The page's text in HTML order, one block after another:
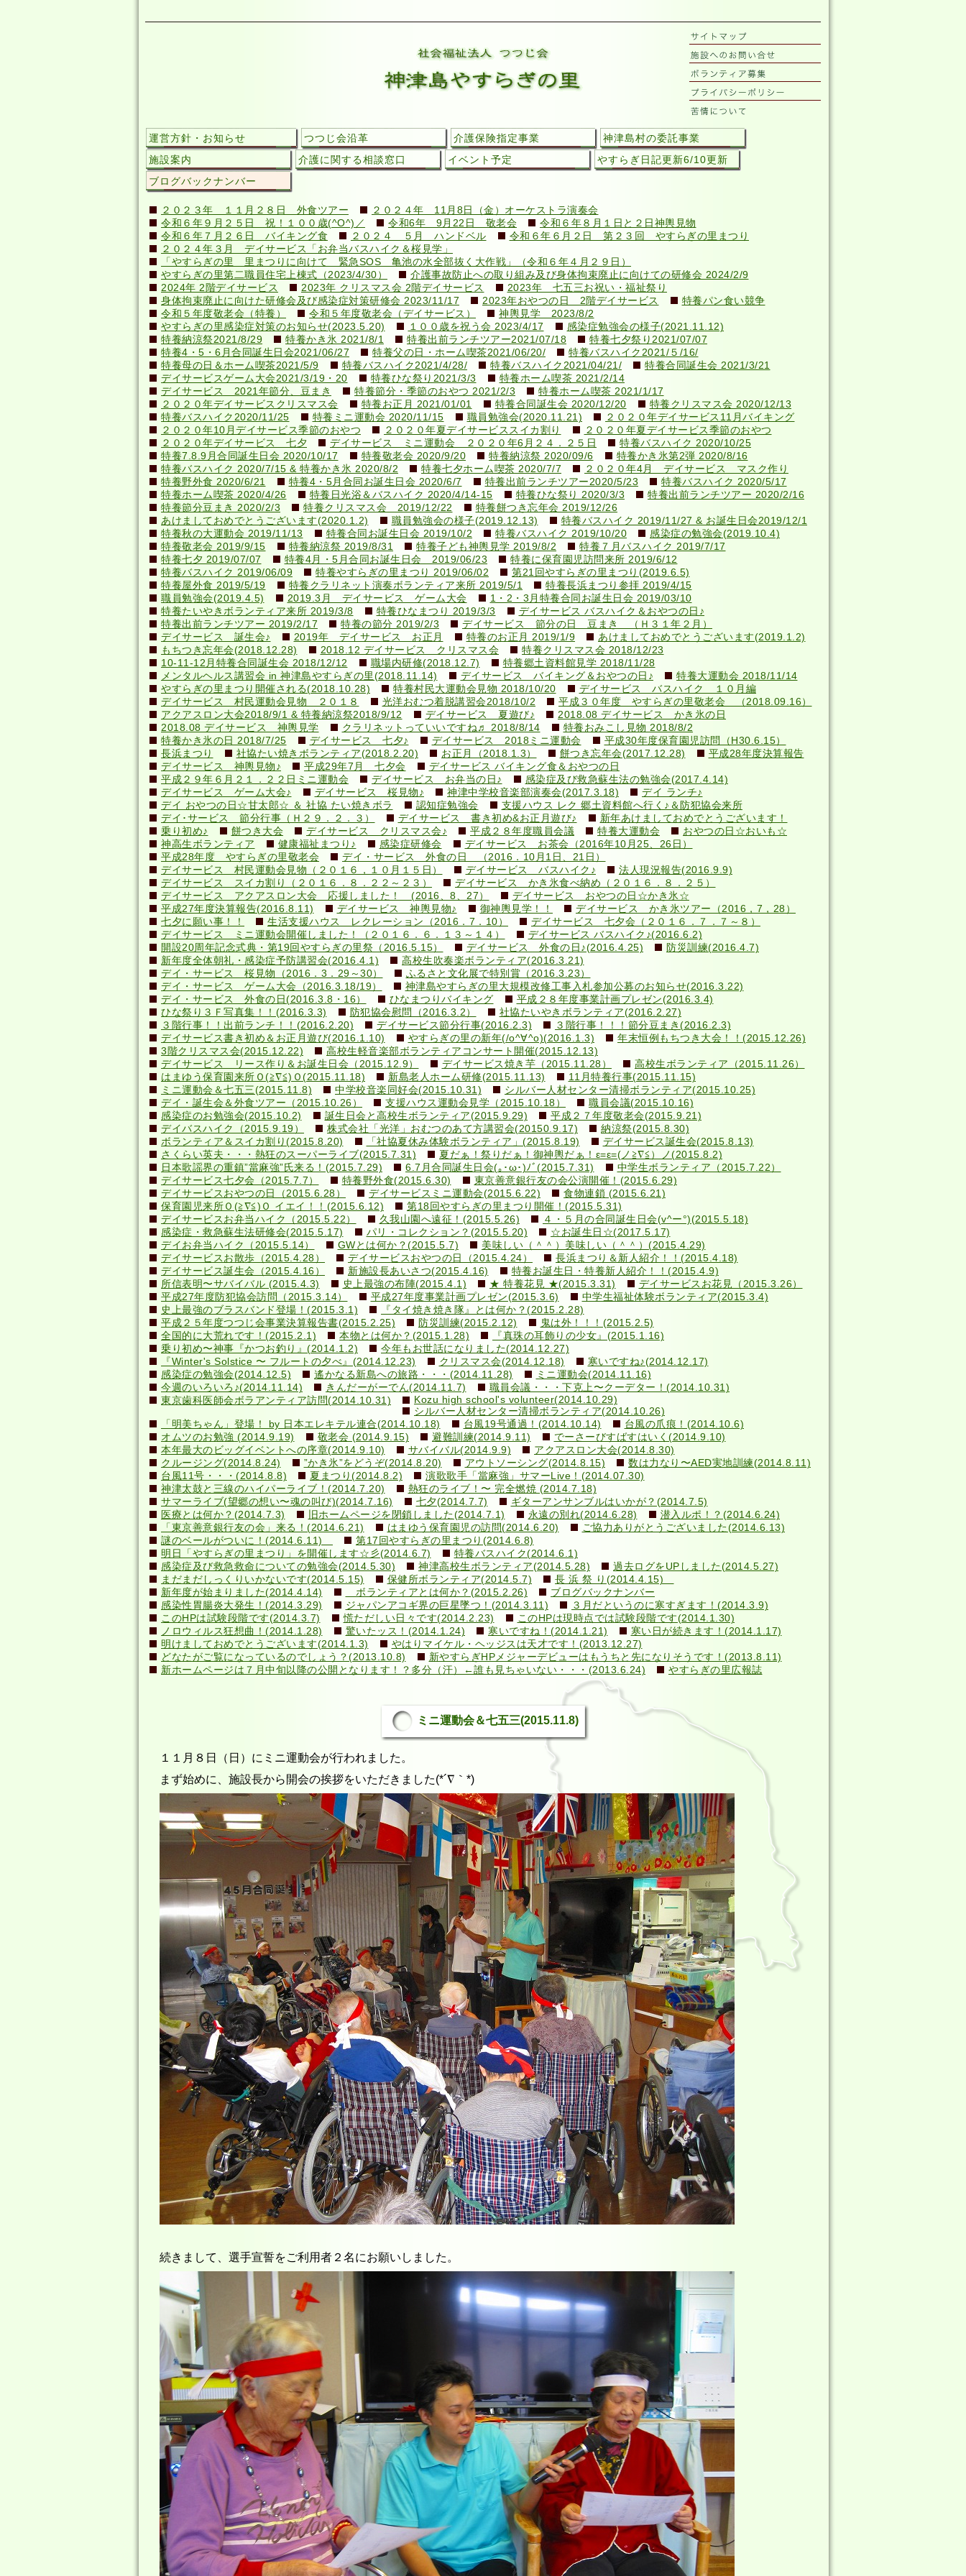
運営方針・お知らせ つつじ会沿革 介護保険指定事業
神津島村の委託事業
施設案内
介護に関する相談窓口 イベント予定
やすらぎ日記更新6/10更新
ブログバックナンバー
２０２３年 １１月２８日 外食ツアー
２０２４年 11月8日（金）オーケストラ演奏会
令和６年９月２５日 祝！１００歳(^O^)／
令和6年 9月22日 敬老会
令和６年８月１日と２日神輿見物
令和６年７月２６日 バイキング食
２０２４ ５月 ハンドベル
令和６年６月２日 第２３回 やすらぎの里まつり
２０２４年３月 デイサービス「お弁当バスハイク＆桜見学」
「やすらぎの里 里まつりに向けて 緊急SOS 亀池の水全部抜く大作戦」（令和６年４月２９日）
やすらぎの里第二職員住宅上棟式（2023/4/30）
介護事故防止への取り組み及び身体拘束廃止に向けての研修会 2024/2/9
2024年 2階デイサービス
2023年 クリスマス会 2階デイサービス
2023年 七五三お祝い・福祉祭り
身体拘束廃止に向けた研修会及び感染症対策研修会 2023/11/17
2023年おやつの日 2階デイサービス
特養パン食い競争
令和５年度敬老会（特養）
令和５年度敬老会（デイサービス）
神輿見学 2023/8/2
やすらぎの里感染症対策のお知らせ(2023.5.20)
１００歳を祝う会 2023/4/17
感染症勉強会の様子(2021.11.12)
特養納涼祭2021/8/29
特養かき氷 2021/8/1 特養出前ランチツアー2021/07/18
特養七夕祭り2021/07/07
特養4・5・6月合同誕生日会2021/06/27
特養父の日・ホーム喫茶2021/06/20/
特養バスハイク2021/５/16/
特養母の日＆ホーム喫茶2021/5/9
特養バスハイク2021/4/28/ 特養バスハイク2021/04/21/
特養合同誕生会 2021/3/21
デイサービスゲーム大会2021/3/19・20
特養ひな祭り2021/3/3
特養ホーム喫茶 2021/2/14
デイサービス 2021年節分、豆まき
特養節分・季節のおやつ 2021/2/3
特養ホーム喫茶 2021/1/17
２０２０年デイサービスクリスマス会
特養お正月 2021/01/01 特養合同誕生会 2020/12/20
特養クリスマス会 2020/12/13
特養バスハイク2020/11/25
特養ミニ運動会 2020/11/15 職員勉強会(2020.11.21)
２０２０年デイサービス11月バイキング
２０２０年10月デイサービス季節のおやつ
２０２０年夏デイサービススイカ割り
２０２０年夏デイサービス季節のおやつ
２０２０年デイサービス 七夕
デイサービス ミニ運動会 ２０２０年6月２４．２５日
特養バスハイク 2020/10/25
特養7.8.9月合同誕生日会 2020/10/17
特養敬老会 2020/9/20 特養納涼祭 2020/09/6
特養かき氷第2弾 2020/8/16
特養バスハイク 2020/7/15 & 特養かき氷 2020/8/2
特養七夕ホーム喫茶 2020/7/7
２０２０年4月 デイサービス マスク作り
特養野外食 2020/6/21
特養4・5月合同お誕生日会 2020/6/7 特養出前ランチツアー2020/5/23
特養バスハイク 2020/5/17
特養ホーム喫茶 2020/4/26
特養日光浴＆バスハイク 2020/4/14-15 特養ひな祭り 2020/3/3
特養出前ランチツアー 2020/2/16
特養節分豆まき 2020/2/3
特養クリスマス会 2019/12/22
特養餅つき忘年会 2019/12/26
あけましておめでとうございます(2020.1.2)
職員勉強会の様子(2019.12.13)
特養バスハイク 2019/11/27 & お誕生日会2019/12/1
特養秋の大運動会 2019/11/13
特養合同お誕生日会 2019/10/2 特養バスハイク 2019/10/20
感染症の勉強会(2019.10.4)
特養敬老会 2019/9/15
特養納涼祭 2019/8/31 特養子ども神輿見学 2019/8/2
特養７月バスハイク 2019/7/17
特養七夕 2019/07/07
特養4月・5月合同お誕生日会 2019/06/23
特養に保育園児訪問来所 2019/6/12
特養バスハイク 2019/06/09
特養やすらぎの里まつり 2019/06/02
第21回やすらぎの里まつり(2019.6.5)
特養屋外食 2019/5/19
特養クラリネット演奏ボランティア来所 2019/5/1
特養長浜まつり参拝 2019/4/15
職員勉強会(2019.4.5)
2019.3月 デイサービス ゲーム大会
1・2・3月特養合同お誕生日会 2019/03/10
特養たいやきボランティア来所 2019/3/8
特養ひなまつり 2019/3/3
デイサービス バスハイク＆おやつの日♪
特養出前ランチツアー 2019/2/17
特養の節分 2019/2/3
デイサービス 節分の日 豆まき （Ｈ３１年２月）
デイサービス 誕生会♪
2019年 デイサービス お正月 特養のお正月 2019/1/9
あけましておめでとうございます(2019.1.2)
もちつき忘年会(2018.12.28)
2018.12 デイサービス クリスマス会
特養クリスマス会 2018/12/23
10-11-12月特養合同誕生会 2018/12/12
職場内研修(2018.12.7)
特養郷土資料館見学 2018/11/28
メンタルヘルス講習会 in 神津島やすらぎの里(2018.11.14)
デイサービス バイキング＆おやつの日♪
特養大運動会 2018/11/14
やすらぎの里まつり開催される(2018.10.28)
特養村民大運動会見物 2018/10/20
デイサービス バスハイク １０月編
デイサービス 村民運動会見物 ２０１８
光洋おむつ着脱講習会2018/10/2
平成３０年度 やすらぎの里敬老会 （2018.09.16）
アクアスロン大会2018/9/1 & 特養納涼祭2018/9/12
デイサービス 夏遊び♪
2018.08 デイサービス かき氷の日
2018.08 デイサービス 神輿見学
クラリネットっていいですね♬ 2018/8/14
特養おみこし見物 2018/8/2
特養かき氷の日 2018/7/25
デイサービス 七夕♪ デイサービス 2018ミニ運動会
平成30年度保育園児訪問（H30.6.15）
長浜まつり
社協たい焼きボランティア(2018.2.20) お正月（2018.1.3） 餅つき忘年会(2017.12.28)
平成28年度決算報告
デイサービス 神輿見物♪
平成29年7月 七夕会
デイサービス バイキング食＆おやつの日
平成２９年６月２１．２２日ミニ運動会
デイサービス お弁当の日♪
感染症及び救急蘇生法の勉強会(2017.4.14)
デイサービス ゲーム大会♪
デイサービス 桜見物♪ 神津中学校音楽部演奏会(2017.3.18)
デイ ランチ♪
デイ おやつの日☆甘太郎☆ ＆ 社協 たい焼きボラ
認知症勉強会
支援ハウス レク 郷土資料館へ行く♪＆防犯協会来所
デイ･サービス 節分行事（Ｈ２９．２．３）
デイサービス 書き初め&お正月遊び♪
新年あけましておめでとうございます！
乗り初め♪
餅つき大会 デイサービス クリスマス会♪ 平成２８年度職員会議 特養大運動会
おやつの日☆おいも☆
神高生ボランティア
健康福祉まつり♪ 感染症研修会
デイサービス お茶会（2016年10月25、26日）
平成28年度 やすらぎの里敬老会
デイ・サービス 外食の日 （2016．10月1日、21日）
デイサービス 村民運動会見物（２０１６，１０月１５日）
デイサービス バスハイク♪
法人現況報告(2016.9.9)
デイサービス スイカ割り（２０１６．８．２２～２３）
デイサービス かき氷食べ納め（２０１６．８．２５）
デイサービス アクアスロン大会 応援しました！ (2016、8、27）
デイサービス おやつの日☆かき氷☆
平成27年度決算報告(2016.8.11)
デイサービス 神輿見物♪ 御神輿見学！！
デイサービス かき氷ツアー（2016，7，28）
七夕に願い事！！
生活支援ハウス レクレーション（2016．7．10）
デイサービス 七夕会（２０１６．７．７～８）
デイサービス ミニ運動会開催しました！（２０１６．６．１３～１４）
デイサービス バスハイク♪(2016.6.2)
開設20周年記念式典・第19回やすらぎの里祭（2016.5.15）
デイサービス 外食の日♪(2016.4.25)
防災訓練(2016.4.7)
新年度全体朝礼・感染症予防講習会(2016.4.1)
高校生吹奏楽ボランティア(2016.3.21)
デイ・サービス 桜見物（2016．3．29～30）
ふるさと文化展で特別賞（2016.3.23）
デイ・サービス ゲーム大会（2016.3.18/19）
神津島やすらぎの里大規模改修工事入札参加公募のお知らせ(2016.3.22)
デイ・サービス 外食の日(2016.3.8・16）
ひなまつりバイキング
平成２８年度事業計画プレゼン(2016.3.4)
ひな祭り３Ｆ写真集！！(2016.3.3)
防犯協会慰問（2016.3.2）
社協たいやきボランティア(2016.2.27)
３階行事！！出前ランチ！！(2016.2.20)
デイサービス節分行事(2016.2.3)
３階行事！！！節分豆まき(2016.2.3)
デイサービス書き初め＆お正月遊び(2016.1.10)
やすらぎの里の新年(/o^∀^o)(2016.1.3)
年末恒例もちつき大会！！(2015.12.26)
3階クリスマス会(2015.12.22)
高校生軽音楽部ボランティアコンサート開催(2015.12.13)
デイサービス リース作り＆お誕生日会（2015.12.9）
デイサービス焼き芋（2015.11.28）
高校生ボランティア（2015.11.26）
はまゆう保育園来所Ｏ(≧∇≦)Ｏ(2015.11.18)
新島老人ホーム研修(2015.11.13)
11月特養行事(2015.11.15)
ミニ運動会＆七五三(2015.11.8)
中学校音楽同好会(2015.10.31)
シルバー人材センター清掃ボランティア(2015.10.25)
デイ・誕生会＆外食ツアー（2015.10.26）
支援ハウス運動会見学（2015.10.18）
職員会議(2015.10.16)
感染症のお勉強会(2015.10.2)
誕生日会と高校生ボランティア(2015.9.29)
平成２７年度敬老会(2015.9.21)
デイバスハイク（2015.9.19）
株式会社「光洋」おむつのあて方講習会(20150.9.17)
納涼祭(2015.8.30)
ボランティア＆スイカ割り(2015.8.20)
「社協夏休み体験ボランティア」(2015.8.19)
デイサービス誕生会(2015.8.13)
さくらい英夫・・・熱狂のスーパーライブ(2015.7.31)
夏だぁ！祭りだぁ！御神輿だぁ！ε=ε=(ノ≧∇≦）ノ(2015.8.2)
日本歌謡界の重鎮”當麻強”氏来る！(2015.7.29)
6.7月合同誕生日会(｡･ω･)ﾉﾞ(2015.7.31)
中学生ボランティア（2015.7.22）
デイサービス七夕会（2015.7.7）
特養野外食(2015.6.30)
東京善意銀行友の会公演開催！(2015.6.29)
デイサービスおやつの日（2015.6.28）
デイサービスミニ運動会(2015.6.22)
食物連鎖 (2015.6.21)
保育園児来所Ｏ(≧∇≦)Ｏ イエイ！！(2015.6.12)
第18回やすらぎの里まつり開催！(2015.5.31)
デイサービスお弁当ハイク（2015.5.22）
久我山園へ遠征！(2015.5.26)
４・５月の合同誕生日会(v^ー°)(2015.5.18)
感染症・救急蘇生法研修会(2015.5.17)
パリ・コレクション？(2015.5.20)
☆お誕生日☆(2017.5.17)
デイお弁当ハイク（2015.5.14）
GWとは何か？(2015.5.7)
美味しい（＾＾）美味しい（＾＾）(2015.4.29)
デイサービスお散歩（2015.4.28）
デイサービスおやつの日（2015.4.24）
長浜まつり＆新人紹介！！(2015.4.18)
デイサービス誕生会（2015.4.16）
新施設長あいさつ(2015.4.16)
特養お誕生日・特養新人紹介！！(2015.4.9)
所信表明〜サバイバル (2015.4.3)
史上最強の布陣(2015.4.1) ★ 特養花見 ★(2015.3.31)
デイサービスお花見（2015.3.26）
平成27年度防犯協会訪問（2015.3.14）
平成27年度事業計画プレゼン(2015.3.6)
中学生福祉体験ボランティア(2015.3.4)
史上最強のブラスバンド登場！(2015.3.1)
『タイ焼き焼き隊』とは何か？(2015.2.28)
平成２５年度つつじ会事業決算報告書(2015.2.25)
防災訓練(2015.2.12)
鬼は外！！！(2015.2.5)
全国的に大荒れです！(2015.2.1)
本物とは何か？(2015.1.28)
『真珠の耳飾りの少女』(2015.1.16)
乗り初め〜神事『かつお釣り』(2014.1.2)
今年もお世話になりました(2014.12.27)
『Winter's Solstice 〜 フルートの夕べ』(2014.12.23)
クリスマス会(2014.12.18)
寒いですね♪(2014.12.17)
感染症の勉強会(2014.12.5)
遙かなる新島への旅路・・・(2014.11.28)
ミニ運動会(2014.11.16)
今週のいろいろ♪(2014.11.14)
きんだーがーでん(2014.11.7)
職員会議・・・下克上〜クーデター！(2014.10.31)
東京歯科医師会ボラアンティア訪問(2014.10.31)
Kozu high school's volunteer(2014.10.29)
シルバー人材センター清掃ボランティア(2014.10.26)
「明美ちゃん」登場！ by 日本エレキテル連合(2014.10.18)
台風19号通過！(2014.10.14)
台風の爪痕！(2014.10.6)
オムツのお勉強 (2014.9.19)
敬老会 (2014.9.15) 避難訓練(2014.9.11)
でーさーびすばすはいく(2014.9.10)
本年最大のビッグイベントへの序章(2014.9.10)
サバイバル(2014.9.9)
アクアスロン大会(2014.8.30)
クルージング(2014.8.24)
”かき氷”をどうぞ(2014.8.20) アウトソーシング(2014.8.15)
数は力なり〜AED実地訓練(2014.8.11)
台風11号・・・(2014.8.8)
夏まつり(2014.8.2)
演歌歌手「當麻強」サマーLive！(2014.07.30)
神津太鼓と三線のハイパーライブ！(2014.7.20)
熱狂のライブ！〜 完全燃焼 (2014.7.18)
サマーライブ(望郷の想い〜魂の叫び)(2014.7.16)
七夕(2014.7.7)
ギターアンサンブルはいかが？(2014.7.5)
医療とは何か？(2014.7.3)
旧ホームページを閉鎖しました(2014.7.1) 永遠の別れ(2014.6.28)
潜入ルポ！？(2014.6.24)
「東京善意銀行友の会」来る！(2014.6.21)
はまゆう保育園児の訪問(2014.6.20)
ご協力ありがとうございました(2014.6.13)
謎のベールがついに！(2014.6.11)
第17回やすらぎの里まつり(2014.6.8)
明日「やすらぎの里まつり」を開催します☆彡(2014.6.7)
特養バスハイク(2014.6.1)
感染症及び救急救命についての勉強会(2014.5.30)
神津高校生ボランティア(2014.5.28)
過去ログをUPしました(2014.5.27)
まだまだしっくりいかないです(2014.5.15)
保健所ボランティア(2014.5.7)
長 浜 祭 り(2014.4.15)
新年度が始まりました(2014.4.14)
ボランティアとは何か？(2015.2.26)
ブログバックナンバー
感染性胃腸炎大発生！(2014.3.29)
ジャパンアコギ界の巨星墜つ！(2014.3.11)
３月だというのに寒すぎます！(2014.3.9)
このHPは試験段階です(2014.3.7)
慌ただしい日々です(2014.2.23)
このHPは現時点では試験段階です(2014.1.30)
ノロウィルス狂想曲！(2014.1.28)
驚いたッス！(2014.1.24) 寒いですね！(2014.1.21)
寒い日が続きます！(2014.1.17)
明けましておめでとうございます(2014.1.3)
やはりマイケル・ヘッジスは天才です！(2013.12.27)
どなたがご覧になっているのでしょう？(2013.10.8)
新やすらぎHPメジャーデビューはもうちと先になりそうです！(2013.8.11)
新ホームページは７月中旬以降の公開となります！？多分（汗）←誰も見ちゃいない・・・(2013.6.24)
やすらぎの里広報誌
ミニ運動会＆七五三(2015.11.8)
１１月８日（日）にミニ運動会が行われました。
まず始めに、施設長から開会の挨拶をいただきました(*´∇｀*)
続きまして、選手宣誓をご利用者２名にお願いしました。